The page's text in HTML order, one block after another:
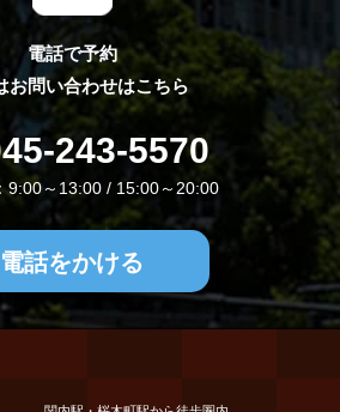
電話で予約
お問い合わせはこちら
243-5570
9:00～13:00 / 15:00～20:00
電話をかける